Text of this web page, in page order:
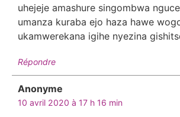
uhejeje amashure singombwa
umanza kuraba ejo haza hawe
ukamwerekana igihe nyezina
Répondre
Anonyme
10 avril 2020 à 17 h 16 min